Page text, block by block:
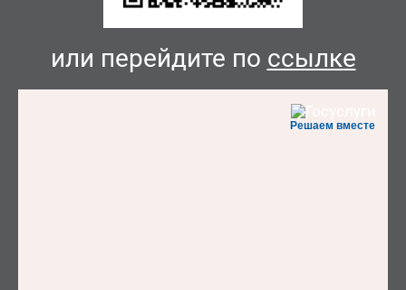
или перейдите по ссылке
Решаем вместе